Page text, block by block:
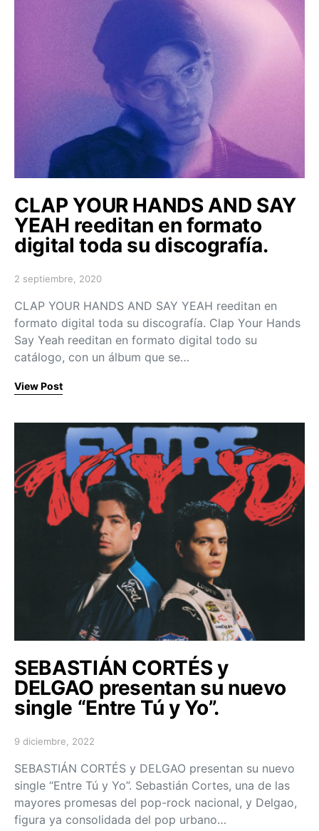
CLAP YOUR HANDS AND SAY
YEAH reeditan en formato
digital toda su discografía.
Posted on
2 septiembre, 2020
CLAP YOUR HANDS AND SAY YEAH reeditan en
formato digital toda su discografía. Clap Your Hands
Say Yeah reeditan en formato digital todo su
catálogo, con un álbum que se…
View Post
SEBASTIÁN CORTÉS y
DELGAO presentan su nuevo
single “Entre Tú y Yo”.
Posted on
9 diciembre, 2022
SEBASTIÁN CORTÉS y DELGAO presentan su nuevo
single “Entre Tú y Yo”. Sebastián Cortes, una de las
mayores promesas del pop-rock nacional, y Delgao,
figura ya consolidada del pop urbano…